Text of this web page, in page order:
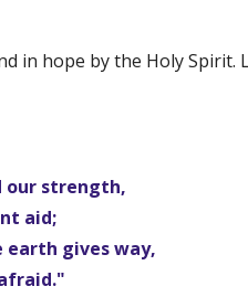
in hope by the Holy
our strength,
aid;
gives way,